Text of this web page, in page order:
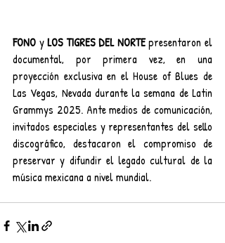
FONO y LOS TIGRES DEL NORTE presentaron el
documental, por primera vez, en una
proyección exclusiva en el House of Blues de
Las Vegas, Nevada durante la semana de Latin
Grammys 2025. Ante medios de comunicación,
invitados especiales y representantes del sello
discográfico, destacaron el compromiso de
preservar y difundir el legado cultural de la
música mexicana a nivel mundial.